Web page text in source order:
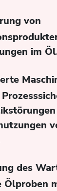
von
im
des
Ölproben